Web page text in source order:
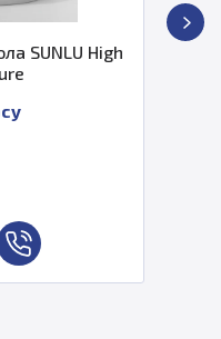
SUNLU High